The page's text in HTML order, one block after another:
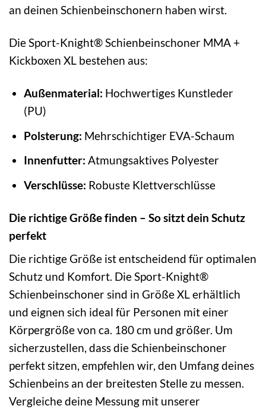
an deinen Schienbeinschonern haben wirst.
Die Sport-Knight® Schienbeinschoner MMA +
Kickboxen XL bestehen aus:
Außenmaterial: Hochwertiges Kunstleder
(PU)
Polsterung: Mehrschichtiger EVA-Schaum
Innenfutter: Atmungsaktives Polyester
Verschlüsse: Robuste Klettverschlüsse
Die richtige Größe finden – So sitzt dein Schutz
perfekt
Die richtige Größe ist entscheidend für optimalen
Schutz und Komfort. Die Sport-Knight®
Schienbeinschoner sind in Größe XL erhältlich
und eignen sich ideal für Personen mit einer
Körpergröße von ca. 180 cm und größer. Um
sicherzustellen, dass die Schienbeinschoner
perfekt sitzen, empfehlen wir, den Umfang deines
Schienbeins an der breitesten Stelle zu messen.
Vergleiche deine Messung mit unserer